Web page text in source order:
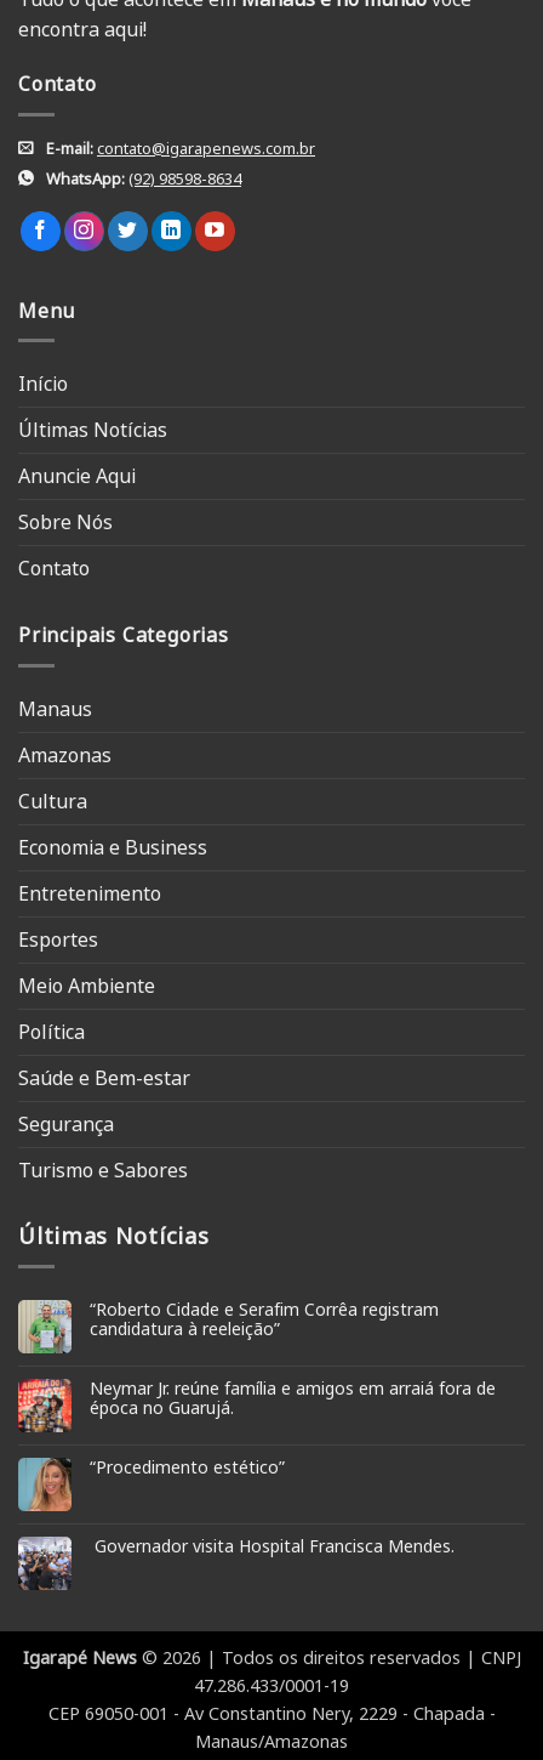
encontra aqui!
Contato
E-mail:contato@igarapenews.com.br
WhatsApp:(92) 98598-8634
Menu
Início
Últimas Notícias
Anuncie Aqui
Sobre Nós
Contato
Principais Categorias
Manaus
Amazonas
Cultura
Economia e Business
Entretenimento
Esportes
Meio Ambiente
Política
Saúde e Bem-estar
Segurança
Turismo e Sabores
Últimas Notícias
“Roberto Cidade e Serafim Corrêa registram
candidatura à reeleição”
Neymar Jr. reúne família e amigos em arraiá fora de
época no Guarujá.
“Procedimento estético”
Governador visita Hospital Francisca Mendes.
Igarapé News© 2026 | Todos os direitos reservados | CNPJ
47.286.433/0001-19
CEP 69050-001 - Av Constantino Nery, 2229 - Chapada -
Manaus/Amazonas